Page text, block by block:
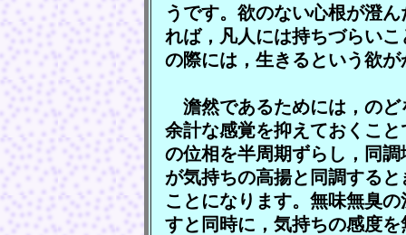
うです。欲のない心根が澄
れば，凡人には持ちづらい
の際には，生きるという欲
澹然であるためには，のど
余計な感覚を抑えておくこ
の位相を半周期ずらし，同
が気持ちの高揚と同調する
ことになります。無味無臭
すと同時に，気持ちの感度